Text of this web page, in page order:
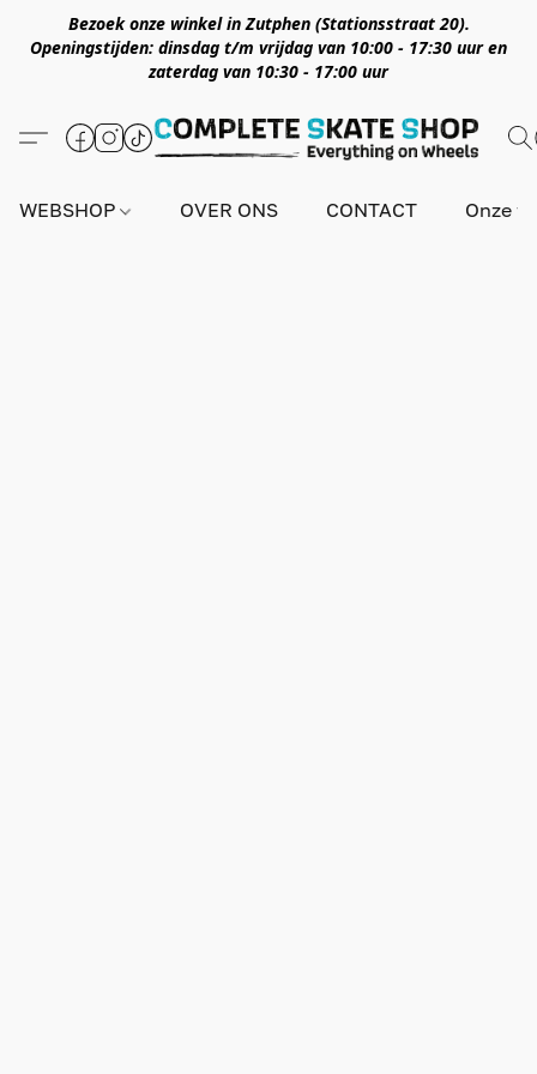
Bezoek onze winkel in Zutphen (Stationsstraat 20).
Openingstijden: dinsdag t/m vrijdag van 10:00 - 17:30 uur en
zaterdag van 10:30 - 17:00 uur
WEBSHOP OVER ONS CONTACT Onze